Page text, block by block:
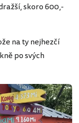
skoro 600,-
na ty nejhezčí
po svých